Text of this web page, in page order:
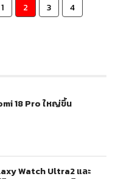
1 2 3
4
18 Pro ใหญ่ขึ้น
Watch Ultra2 และ